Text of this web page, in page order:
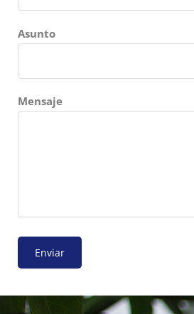
Asunto
Mensaje